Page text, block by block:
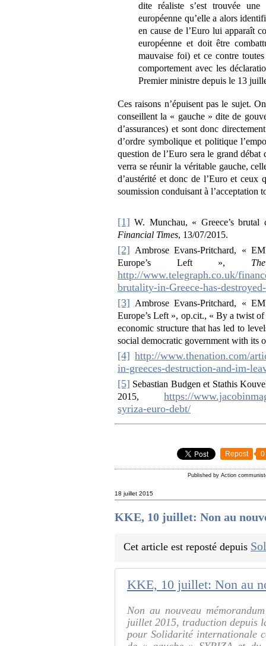
dite réaliste s’est trouvée
européenne qu’elle a alors
en cause de l’Euro lui apparaît
européenne et doit être
mauvaise foi) et ce contre
comportement avec les
Premier ministre depuis le 13
Ces raisons n’épuisent pas le sujet.
conseillent la « gauche » dite de
d’assurances) et sont donc
d’ordre symbolique et politique
question de l’Euro sera le grand
verra se réunir la véritable gauche,
d’austérité et donc de l’Euro et ceux
soumission conduisant à l’acceptation
[1] W. Munchau, « Greece’s brutal
Financial Times, 13/07/2015.
[2] Ambrose Evans-Pritchard, «
Europe’s Left »,
http://www.telegraph.co.uk/
brutality-in-Greece-has-
[3] Ambrose Evans-Pritchard, «
Europe’s Left », op.cit., « By a twist
economic structure that has led to
social democratic government with its
[4] http://www.thenation.com/
in-greeces-destruction-and-im-
[5] Sebastian Budgen et Stathis
2015,https://
syriza-euro-debt/
Repost 0
Published by Action
18 juillet 2015
KKE, 10 juillet: Non au
Cet article est reposté depuis
KKE, 10 juillet: Non au
Non au nouveau
juillet 2015, traduction depuis
pour Solidarité internationale